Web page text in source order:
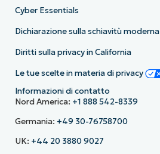
Cyber Essentials
Dichiarazione sulla schiavitù moderna
Diritti sulla privacy in California
Le tue scelte in materia di privacy
Informazioni di contatto
Nord America: +1 888 542-8339
Germania: +49 30-76758700
UK: +44 20 3880 9027